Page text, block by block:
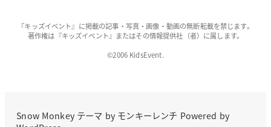
『キッズイベント』に掲載の記事・写真・画像・動画の無断転載を禁じます。
著作権は『キッズイベント』またはその情報提供社（者）に属します。
©2006 KidsEvent.
Snow Monkeyテーマ by モンキーレンチ Powered by